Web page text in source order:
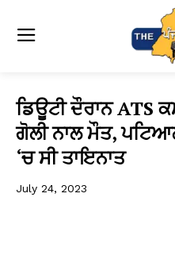
ਡਿਊਟੀ ਦੌਰਾਨ ATS
ਗੋਲੀ ਨਾਲ ਮੌਤ,
‘ਚ ਸੀ ਤਾਇਨਾਤ
July 24, 2023